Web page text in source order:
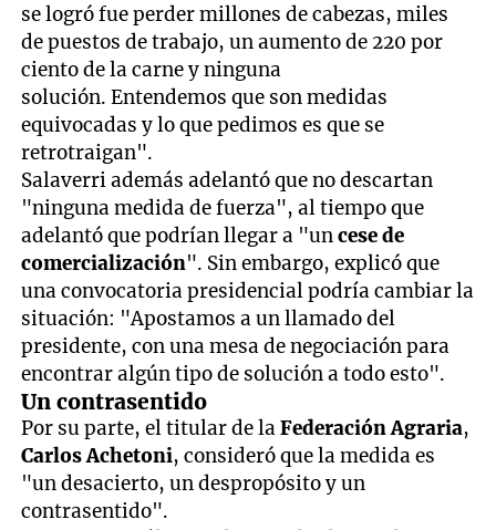
se logró fue perder millones de cabezas, miles
de puestos de trabajo, un aumento de 220 por
ciento de la carne y ninguna
solución. Entendemos que son medidas
equivocadas y lo que pedimos es que se
retrotraigan".
Salaverri además adelantó que no descartan
"ninguna medida de fuerza", al tiempo que
adelantó que podrían llegar a "uncese de
comercialización". Sin embargo, explicó que
una convocatoria presidencial podría cambiar la
situación: "Apostamos a un llamado del
presidente, con una mesa de negociación para
encontrar algún tipo de solución a todo esto".
Un contrasentido
Por su parte, el titular de laFederación Agraria,
Carlos Achetoni, consideró que la medida es
"un desacierto, un despropósito y un
contrasentido".